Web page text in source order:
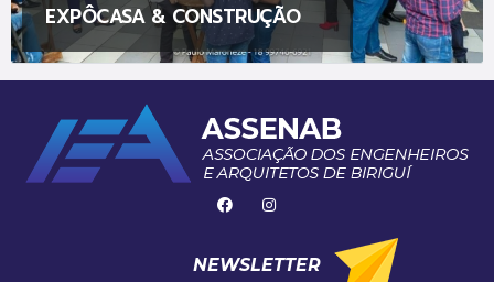
EXPÔCASA & CONSTRUÇÃO
NEWSLETTER